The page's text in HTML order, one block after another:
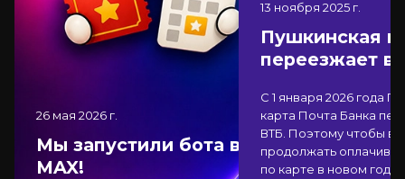
26 мая 2026 г.
Мы запустили бота в
MAX!
13 ноября 2025 г.
Пушкинская
переезжает в
С 1 января 2026 года
карта Почта Банка
ВТБ . Поэтому чтобы
продолжать
по карте в новом